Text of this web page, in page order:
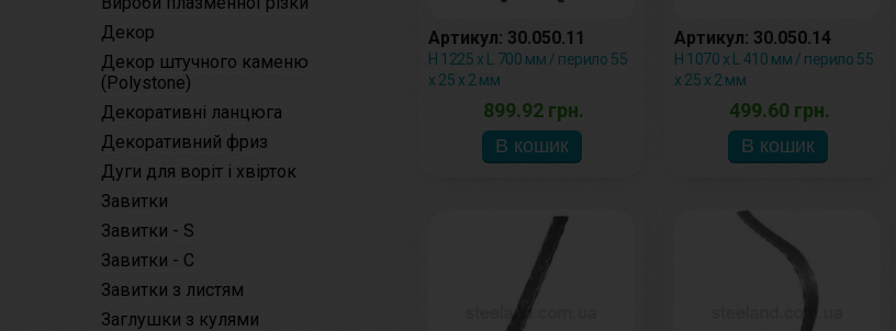
Декор
Декор штучного каменю
(Polystone)
Декоративні ланцюга
Декоративний фриз
Дуги для воріт і хвірток
Завитки
Завитки - S
Завитки - С
Завитки з листям
Заглушки з кулями
Артикул: 30.050.11
H 1225 х L 700 мм / перило 55
х 25 х 2 мм
899.92 грн.
Артикул: 30.050.14
H 1070 х L 410 мм / перило 55
х 25 х 2 мм
499.60 грн.